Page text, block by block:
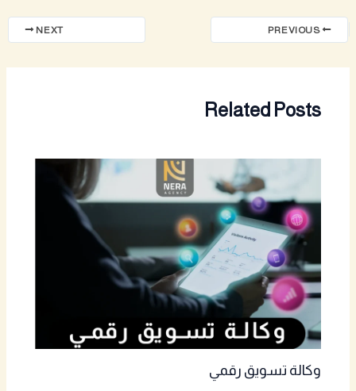
PREVIOUS
NEXT
Related Posts
وكالة تسويق رقمي